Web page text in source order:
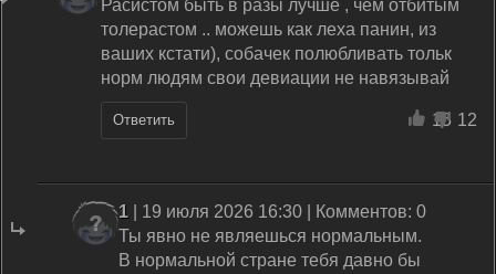
Расистом быть в разы лучше , чем отбитым
толерастом .. можешь как леха панин, из
ваших кстати), собачек полюбливать тольк
норм людям свои девиации не навязывай
Ответить 15 12
1 | 19 июля 2026 16:30 | Комментов: 0
Ты явно не являешься нормальным.
В нормальной стране тебя давно бы